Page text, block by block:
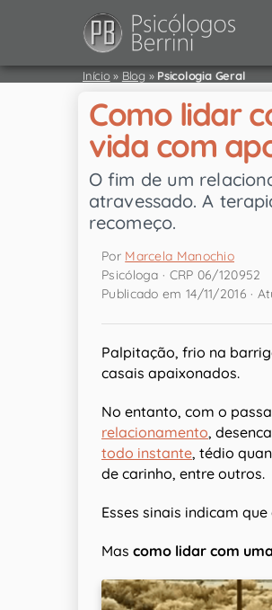
Início» Blog» Psicologia Geral
Como lidar
vida com
O fim de um
atravessado. A
recomeço.
Por Marcela Manochio
Psicóloga · CRP 06/120952
Publicado em 14/11/2016 ·
Palpitação, frio na
casais apaixonados.
No entanto, com o
relacionamento,
todo instante, tédio
de carinho, entre outros.
Esses sinais indicam
Mas como lidar com